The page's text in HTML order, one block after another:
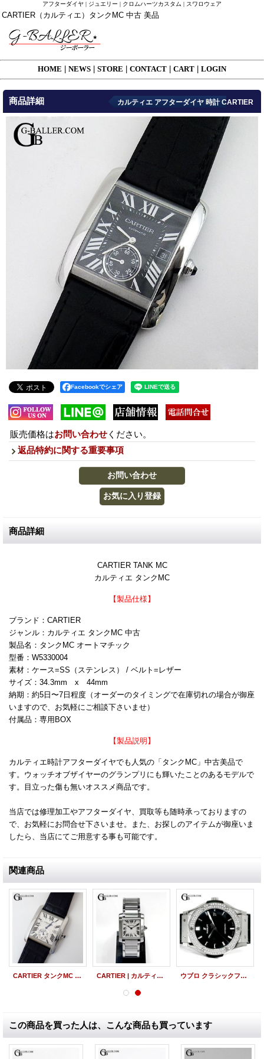
アフターダイヤ | ジュエリー | クロムハーツカスタム | スワロウェア
CARTIER（カルティエ）タンクMC 中古 美品
HOME NEWS STORE CONTACT CART LOGIN
商品詳細 カルティエ アフターダイヤ 時計 CARTIER
Facebookでシェア
販売価格はお問い合わせ ください。
返品特約に関する重要事項
商品詳細
CARTIER TANK MC
カルティエ タンクMC
【製品仕様】
ブランド：CARTIER
ジャンル：カルティエ タンクMC 中古
製品名：タンクMC オートマチック
型番：W5330004
素材：ケース=SS（ステンレス） / ベルト=レザー
サイズ：34.3mm x 44mm
納期：約5日〜7日程度（オーダーのタイミングで在庫切れの場合が御座
いますので、お気軽にご相談下さいませ）
付属品：専用BOX
【製品説明】
カルティエ時計アフターダイヤでも人気の「タンクMC」中古美品で
す。ウォッチオブザイヤーのグランプリにも輝いたことのあるモデルで
す。目立った傷も無いオススメ商品です。
当店では修理加工やアフターダイヤ、買取等も随時承っておりますの
で、お気軽にお問合せ下さいませ。また、お探しのアイテムが御座いま
したら、当店にてご用意する事も可能です。
関連商品
CARTIER タンクMC W5330003 中古美品 CARTIER | カルティエ タンクフランセーズMM 美品 ウブロ クラシックフュージョン アフターダイヤ ベゼル 511.NX.1171.LR チタニウム
この商品を買った人は、こんな商品も買っています